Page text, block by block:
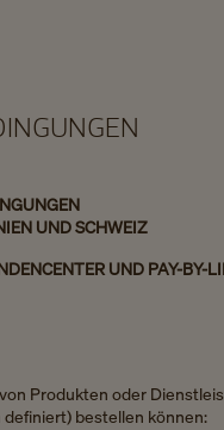
UND SCHWEIZ
UND PAY-BY-
Produkten oder
bestellen können: